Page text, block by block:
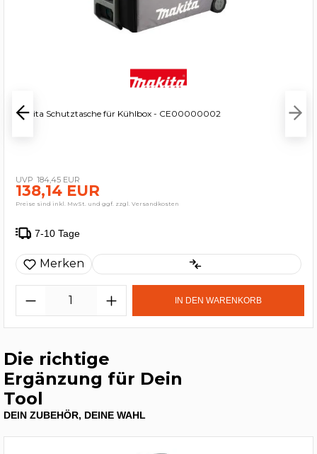
Makita Schutztasche für Kühlbox - CE00000002
184,45 EUR
138,14 EUR
Preise sind inkl. MwSt. und ggf. zzgl. Versandkosten
7-10 Tage
Merken
IN DEN WARENKORB
Die richtige
Ergänzung für Dein
Tool
DEIN ZUBEHÖR, DEINE WAHL